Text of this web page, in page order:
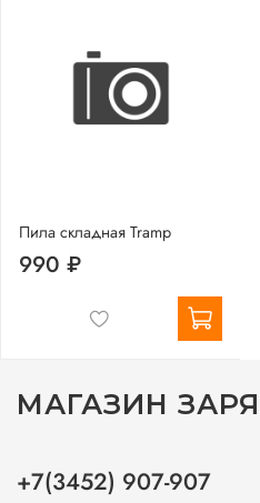
Пила складная Tramp
990 ₽
МАГАЗИН ЗАРЯ
+7(3452) 907-907